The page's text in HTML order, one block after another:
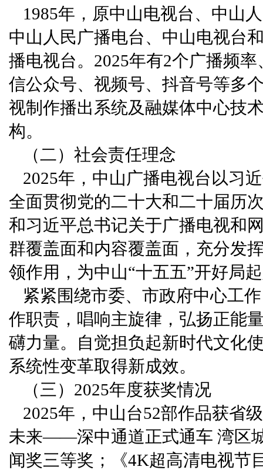
1985年，原中山电视台、中山
中山人民广播电台、中山电视台
播电视台。2025年有2个广播频
信公众号、视频号、抖音号等多
视制作播出系统及融媒体中心技
构。
（二）社会责任理念
2025年，中山广播电视台以习
全面贯彻党的二十大和二十届历
和习近平总书记关于广播电视和
群覆盖面和内容覆盖面，充分发
领作用，为中山“十五五”开好局
紧紧围绕市委、市政府中心工
作职责，唱响主旋律，弘扬正能
礴力量。自觉担负起新时代文化
系统性变革取得新成效。
（三）2025年度获奖情况
2025年，中山台52部作品获省
未来——深中通道正式通车 湾区
闻奖三等奖；《4K超高清电视节